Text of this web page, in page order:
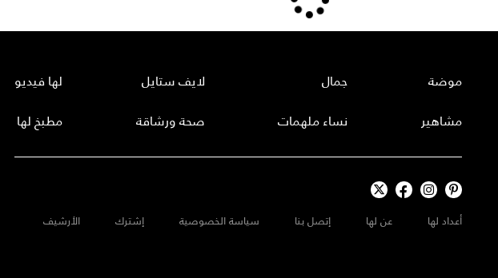
موضة
مشاهير
جمال
نساء ملهمات
لايف ستايل
صحة ورشاقة
لها فيديو
مطبخ لها
أعداد لها عن لها إتصل بنا سياسة الخصوصية إشترك الأرشيف